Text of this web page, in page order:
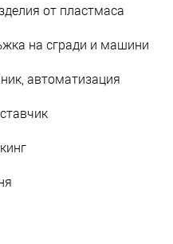
от пластмаса
на сгради и машини
автоматизация